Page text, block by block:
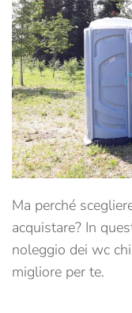
Ma perché
acquistare? In
noleggio dei wc
migliore per te.